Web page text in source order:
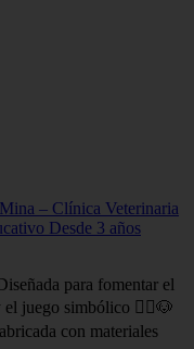
– Clínica Veterinaria
Desde 3 años
para fomentar el
el juego simbólico 👩‍⚕️🐶
con materiales